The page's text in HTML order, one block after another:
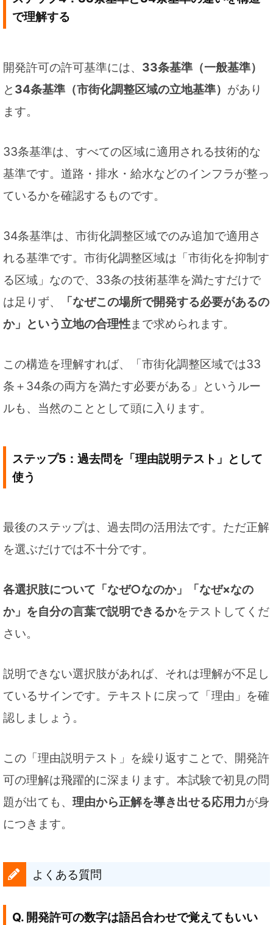
で理解する
開発許可の許可基準には、 33条基準（一般基準）
と 34条基準（市街化調整区域の立地基準） があり
ます。
33条基準は、すべての区域に適用される技術的な
基準です。道路・排水・給水などのインフラが整っ
ているかを確認するものです。
34条基準は、市街化調整区域でのみ追加で適用さ
れる基準です。市街化調整区域は「市街化を抑制す
る区域」なので、33条の技術基準を満たすだけで
は足りず、
「なぜこの場所で開発する必要があるの
か」という立地の合理性まで求められます。
この構造を理解すれば、「市街化調整区域では33
条＋34条の両方を満たす必要がある」というルー
ルも、当然のこととして頭に入ります。
ステップ5：過去問を「理由説明テスト」として
使う
最後のステップは、過去問の活用法です。ただ正解
を選ぶだけでは不十分です。
各選択肢について「なぜ○なのか」「なぜ×なの
か」を自分の言葉で説明できるかをテストしてくだ
さい。
説明できない選択肢があれば、それは理解が不足し
ているサインです。テキストに戻って「理由」を確
認しましょう。
この「理由説明テスト」を繰り返すことで、開発許
可の理解は飛躍的に深まります。本試験で初見の問
題が出ても、 理由から正解を導き出せる応用力が身
につきます。
よくある質問
Q. 開発許可の数字は語呂合わせで覚えてもいい